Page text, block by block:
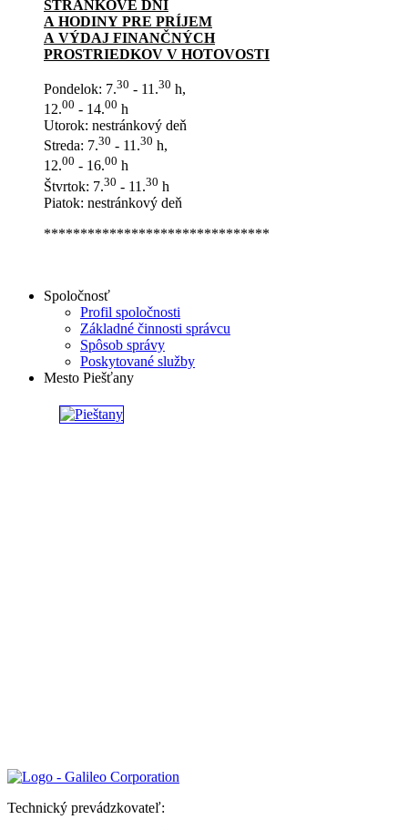
STRÁNKOVÉ DNI
A HODINY PRE PRÍJEM
A VÝDAJ FINANČNÝCH
PROSTRIEDKOV V HOTOVOSTI
Pondelok: 7.30 - 11.30 h,
12.00 - 14.00 h
Utorok: nestránkový deň
Streda: 7.30 - 11.30 h,
12.00 - 16.00 h
Štvrtok: 7.30 - 11.30 h
Piatok: nestránkový deň
*******************************
Spoločnosť
Profil spoločnosti
Základné činnosti správcu
Spôsob správy
Poskytované služby
Mesto Piešťany
Technický prevádzkovateľ: